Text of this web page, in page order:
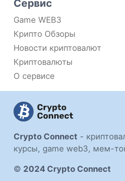
Crypto Connect -
курсы, game web3, мем-
© 2024 Crypto Connect
Сервис
Game WEB3
Крипто Обзоры
Новости криптовалют
Криптовалюты
О сервисе